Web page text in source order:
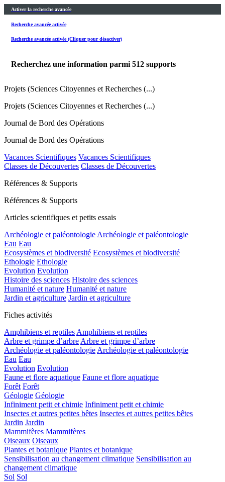
Activer la recherche avancée
Recherche avancée activée
Recherche avancée activée (Cliquer pour désactiver)
Recherchez une information parmi 512 supports
Projets (Sciences Citoyennes et Recherches (...)
Projets (Sciences Citoyennes et Recherches (...)
Journal de Bord des Opérations
Journal de Bord des Opérations
Vacances Scientifiques Vacances Scientifiques
Classes de Découvertes Classes de Découvertes
Références & Supports
Références & Supports
Articles scientifiques et petits essais
Archéologie et paléontologieArchéologie et paléontologie
Eau Eau
Ecosystèmes et biodiversité Ecosystèmes et biodiversité
Ethologie Ethologie
Evolution Evolution
Histoire des sciences Histoire des sciences
Humanité et nature Humanité et nature
Jardin et agriculture Jardin et agriculture
Fiches activités
Amphibiens et reptilesAmphibiens et reptiles
Arbre et grimpe d’arbreArbre et grimpe d’arbre
Archéologie et paléontologieArchéologie et paléontologie
Eau Eau
Evolution Evolution
Faune et flore aquatique Faune et flore aquatique
Forêt Forêt
Géologie Géologie
Infiniment petit et chimie Infiniment petit et chimie
Insectes et autres petites bêtes Insectes et autres petites bêtes
Jardin Jardin
Mammifères Mammifères
Oiseaux Oiseaux
Plantes et botanique Plantes et botanique
Sensibilisation au changement climatique Sensibilisation au
changement climatique
Sol Sol